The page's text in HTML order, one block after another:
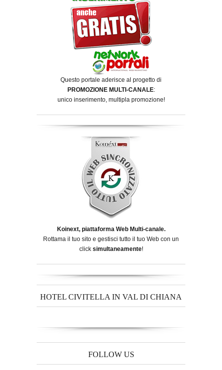
Questo portale aderisce al progetto di
PROMOZIONE MULTI-CANALE:
unico inserimento, multipla promozione!
Koinext, piattaforma Web Multi-canale.
Rottama il tuo sito e gestisci tutto il tuo Web con un
click simultaneamente!
HOTEL CIVITELLA IN VAL DI CHIANA
FOLLOW US